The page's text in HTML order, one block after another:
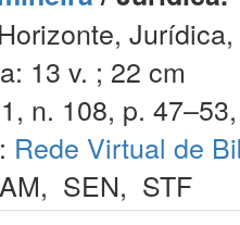
13 v. ; 22 cm
n. 108, p.
Rede Virtual de
, SEN, STF